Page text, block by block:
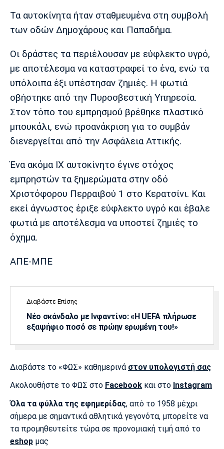
Πολιτισμός
Τραγούδια
Cine Spot
Media
Παρασκήνιο
Πρόγραμμα TV
Μπαρτσελόνα
Ρεάλ
Μαδρίτης
Ατλέτικο
Μαδρίτης
Μάντσεστερ
Γιουνάιτεντ
Τσέλσι Άρσεναλ
Λίβερπουλ
Μάντσεστερ
Γιουβέντους
Ίντερ Μίλαν Μπάγερν
Μπορούσια
Παρί Σεν
Μαρσέιγ
Μονακό
Ερυθρός
Αστέρας
Τότεναμ
Τα αυτοκίνητα ήταν σταθμευμένα στη συμβολή
των οδών Δημοχάρους και Παπαδήμα.
Οι δράστες τα περιέλουσαν με εύφλεκτο υγρό,
με αποτέλεσμα να καταστραφεί το ένα, ενώ τα
υπόλοιπα έξι υπέστησαν ζημιές. Η φωτιά
σβήστηκε από την Πυροσβεστική Υπηρεσία.
Στον τόπο του εμπρησμού βρέθηκε πλαστικό
μπουκάλι, ενώ προανάκριση για το συμβάν
διενεργείται από την Ασφάλεια Αττικής.
Ένα ακόμα ΙΧ αυτοκίνητο έγινε στόχος
εμπρηστών τα ξημερώματα στην οδό
Χριστόφορου Περραιβού 1 στο Κερατσίνι. Και
εκεί άγνωστος έριξε εύφλεκτο υγρό και έβαλε
φωτιά με αποτέλεσμα να υποστεί ζημιές το
όχημα.
ΑΠΕ-ΜΠΕ
Διαβάστε Επίσης
Νέο σκάνδαλο με Ινφαντίνο: «Η UEFA πλήρωσε
εξαψήφιο ποσό σε πρώην ερωμένη του!»
Διαβάστε το «ΦΩΣ» καθημερινά στον υπολογιστή σας
Ακολουθήστε το ΦΩΣ στο Facebook και στο Instagram
Όλα τα φύλλα της εφημερίδας, από το 1958 μέχρι
σήμερα με σημαντικά αθλητικά γεγονότα, μπορείτε να
τα προμηθευτείτε τώρα σε προνομιακή τιμή από το
eshop μας